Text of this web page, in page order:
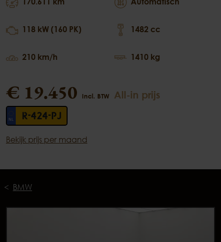
118 kW (160 PK)
210 km/h
1482 cc
1410 kg
€ 19.450 Incl. BTW All-in prijs
R-424-PJ
Bekijk prijs per maand
BMW